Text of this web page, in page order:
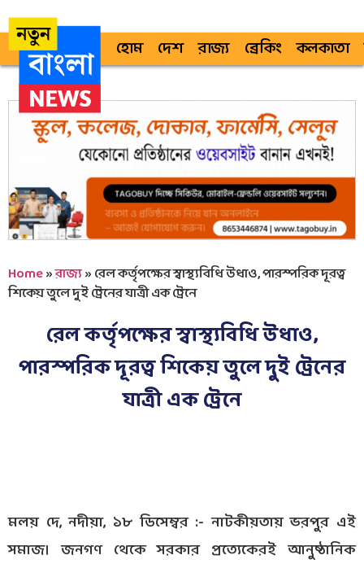
হোম দেশ রাজ্য ব্রেকিং কলকাতা
Home»রাজ্য»রেল কর্তৃপক্ষের স্বাস্থ্যবিধি উধাও, পারস্পরিক দূরত্ব
শিকেয় তুলে দুই ট্রেনের যাত্রী এক ট্রেনে
রেল কর্তৃপক্ষের স্বাস্থ্যবিধি উধাও,
পারস্পরিক দূরত্ব শিকেয় তুলে দুই ট্রেনের
যাত্রী এক ট্রেনে
মলয় দে, নদীয়া, ১৮ ডিসেম্বর :- নাটকীয়তায় ভরপুর এই
সমাজ। জনগণ থেকে সরকার প্রত্যেকেরই আনুষ্ঠানিক